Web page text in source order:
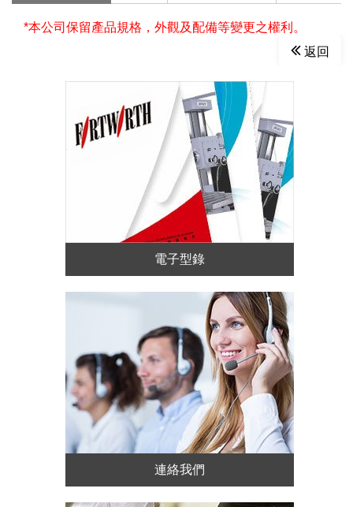
*本公司保留產品規格，外觀及配備等變更之權利。
返回
電子型錄
連絡我們